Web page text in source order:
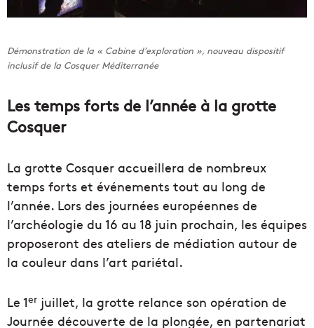
Démonstration de la « Cabine d’exploration », nouveau dispositif
inclusif de la Cosquer Méditerranée
Les temps forts de l’année à la grotte
Cosquer
La grotte Cosquer accueillera de nombreux
temps forts et événements tout au long de
l’année. Lors des journées européennes de
l’archéologie du 16 au 18 juin prochain, les équipes
proposeront des ateliers de médiation autour de
la couleur dans l’art pariétal.
Le 1er juillet, la grotte relance son opération de
Journée découverte de la plongée, en partenariat